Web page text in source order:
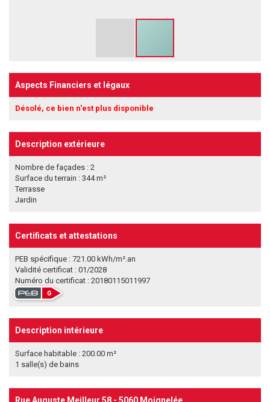
Aspects Financiers et légaux
Désolé, ce bien n'est plus disponible
Description extérieure
Nombre de façades : 2
Surface du terrain : 344 m²
Terrasse
Jardin
Certificats et attestations
PEB spécifique : 721.00 kWh/m².an
Validité certificat : 01/2028
Numéro du certificat : 20180115011997
Description intérieure
Surface habitable : 200.00 m²
1 salle(s) de bains